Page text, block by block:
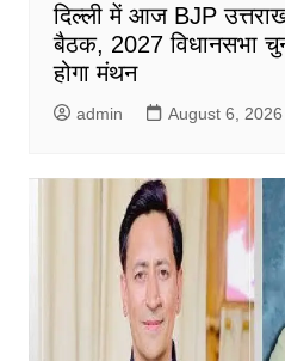
दिल्ली में आज BJP
बैठक, 2027 विधानसभा
होगा मंथन
admin August 6, 2026